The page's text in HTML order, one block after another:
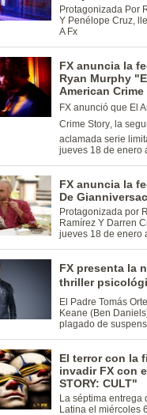
Protagonizada Por
Y Penélope Cruz,
A Fx
FX anuncia la
Ryan Murphy
American
FX anunció que El
Crime Story, la
aclamada serie
jueves 18 de enero
FX anuncia la
De
Protagonizada por
Ramírez Y Darren
jueves 18 de enero
FX presenta la
thriller
El Padre Tomás
Keane (Ben
plagado de
El terror con la
invadir FX con
STORY: CULT"
La séptima entrega
Latina el miércoles